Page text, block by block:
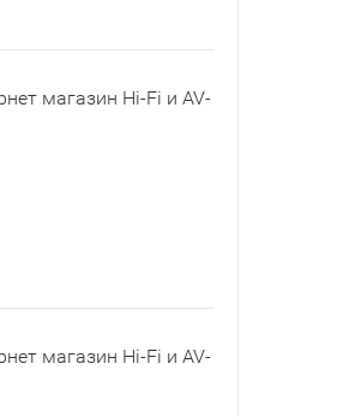
магазин Hi-Fi и AV-
магазин Hi-Fi и AV-